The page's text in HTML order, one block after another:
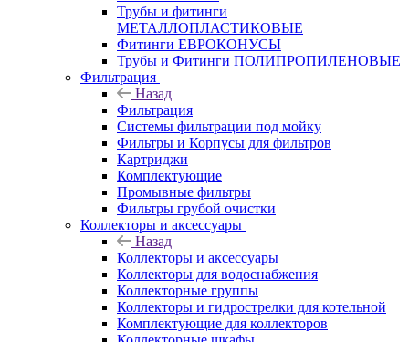
Трубы и фитинги
МЕТАЛЛОПЛАСТИКОВЫЕ
Фитинги ЕВРОКОНУСЫ
Трубы и Фитинги ПОЛИПРОПИЛЕНОВЫЕ
Фильтрация
Назад
Фильтрация
Системы фильтрации под мойку
Фильтры и Корпусы для фильтров
Картриджи
Комплектующие
Промывные фильтры
Фильтры грубой очистки
Коллекторы и аксессуары
Назад
Коллекторы и аксессуары
Коллекторы для водоснабжения
Коллекторные группы
Коллекторы и гидрострелки для котельной
Комплектующие для коллекторов